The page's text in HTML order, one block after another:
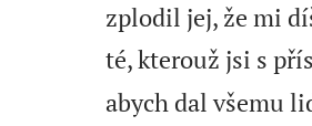
zplodil jej, že mi
té, kterouž jsi s
abych dal všemu